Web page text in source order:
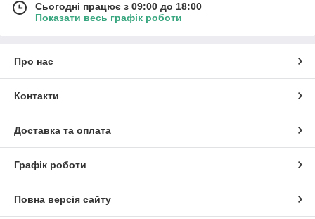
Сьогодні працює з 09:00 до 18:00
Показати весь графік роботи
Про нас
Контакти
Доставка та оплата
Графік роботи
Повна версія сайту